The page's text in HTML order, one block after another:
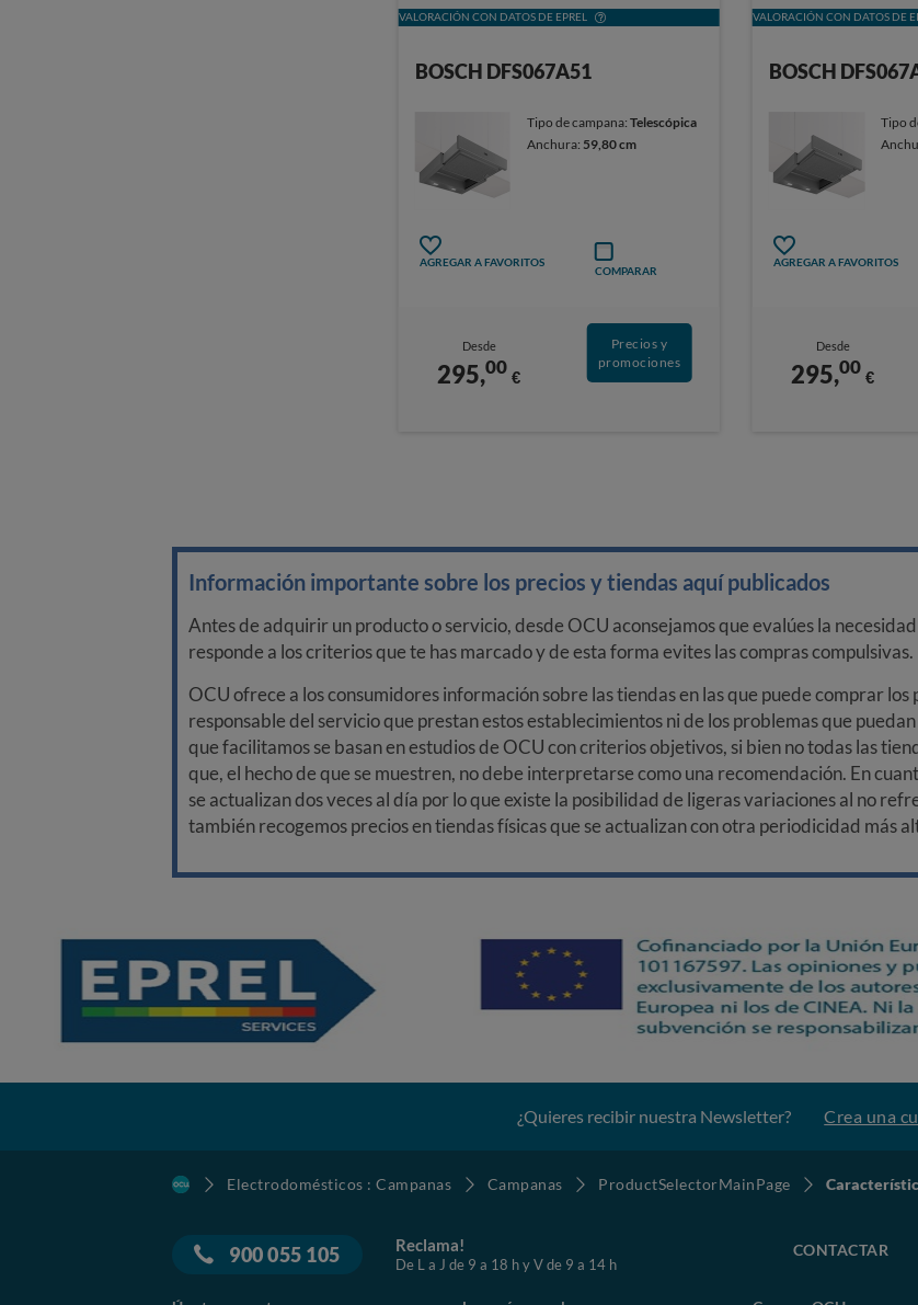
VALORACIÓN CON DATOS DE EPREL
BOSCH DFS067A51
Tipo de campana:Telescópica
Anchura: 59,80 cm
AGREGAR A FAVORITOS
COMPARAR
Desde
295,00 €
Precios y
promociones
VALORACIÓN CON DATOS DE
BOSCH
Tipo
AGREGAR A FAVORITOS
Desde
295,00 €
Información importante sobre los precios y tiendas aquí publicados
Antes de adquirir un producto o servicio, desde OCU aconsejamos que evalúes la
responde a los criterios que te has marcado y de esta forma evites las compras compulsivas.
OCU ofrece a los consumidores información sobre las tiendas en las que puede comprar
responsable del servicio que prestan estos establecimientos ni de los problemas que
que facilitamos se basan en estudios de OCU con criterios objetivos, si bien no todas las
que, el hecho de que se muestren, no debe interpretarse como una recomendación. En
se actualizan dos veces al día por lo que existe la posibilidad de ligeras variaciones al no
también recogemos precios en tiendas físicas que se actualizan con otra periodicidad más
¿Quieres recibir nuestra Newsletter? Crea una
Electrodomésticos : Campanas Campanas ProductSelectorMainPage
900 055 105 Reclama!
De L a J de 9 a 18 h y V de 9 a 14 h
CONTACTAR